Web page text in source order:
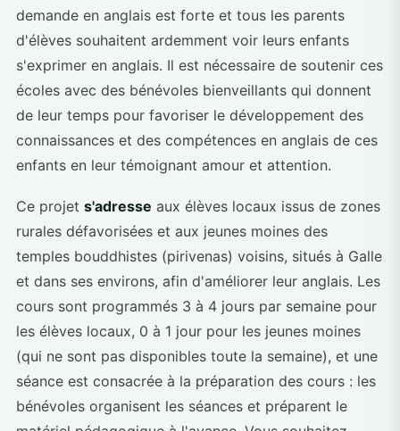
demande en anglais est forte et tous les parents
d'élèves souhaitent ardemment voir leurs enfants
s'exprimer en anglais. Il est nécessaire de soutenir ces
écoles avec des bénévoles bienveillants qui donnent
de leur temps pour favoriser le développement des
connaissances et des compétences en anglais de ces
enfants en leur témoignant amour et attention.
Ce projet s'adresse aux élèves locaux issus de zones
rurales défavorisées et aux jeunes moines des
temples bouddhistes (pirivenas) voisins, situés à Galle
et dans ses environs, afin d'améliorer leur anglais. Les
cours sont programmés 3 à 4 jours par semaine pour
les élèves locaux, 0 à 1 jour pour les jeunes moines
(qui ne sont pas disponibles toute la semaine), et une
séance est consacrée à la préparation des cours : les
bénévoles organisent les séances et préparent le